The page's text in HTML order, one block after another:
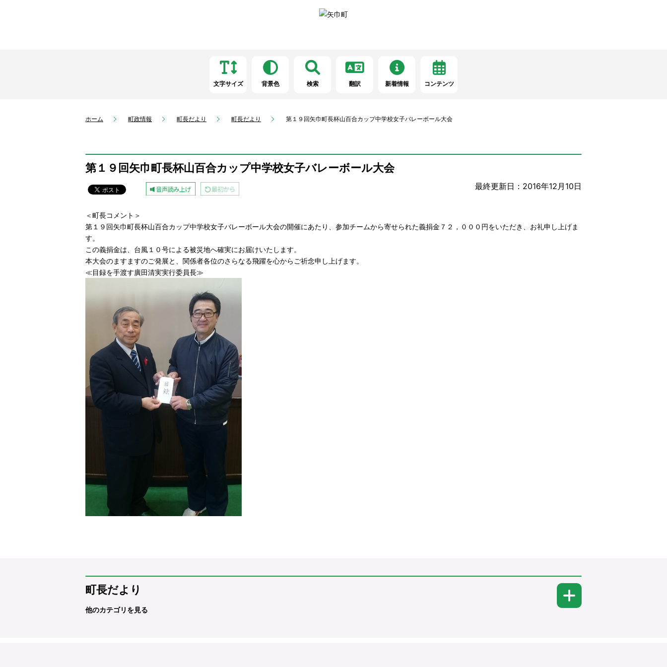
文字サイズ 背景色 検索 翻訳 新着情報 コンテンツ
ホーム 町政情報 町長だより 町長だより 第１９回矢巾町長杯山百合カップ中学校女子バレーボール大会
第１９回矢巾町長杯山百合カップ中学校女子バレーボール大会
最終更新日：2016年12月10日
＜町長コメント＞
第１９回矢巾町長杯山百合カップ中学校女子バレーボール大会の開催にあたり、参加チームから寄せられた義捐金７２，０００円をいただき、お礼申し上げま
す。
この義捐金は、台風１０号による被災地へ確実にお届けいたします。
本大会のますますのご発展と、関係者各位のさらなる飛躍を心からご祈念申し上げます。
≪目録を手渡す廣田清実実行委員長≫
町長だより
他のカテゴリを見る